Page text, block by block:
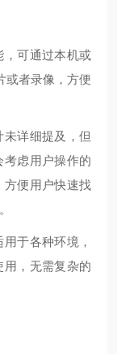
，可通过本机或
或者录像，方便
详细提及，但
虑用户操作的
方便用户快速找
于各种环境，
用，无需复杂的